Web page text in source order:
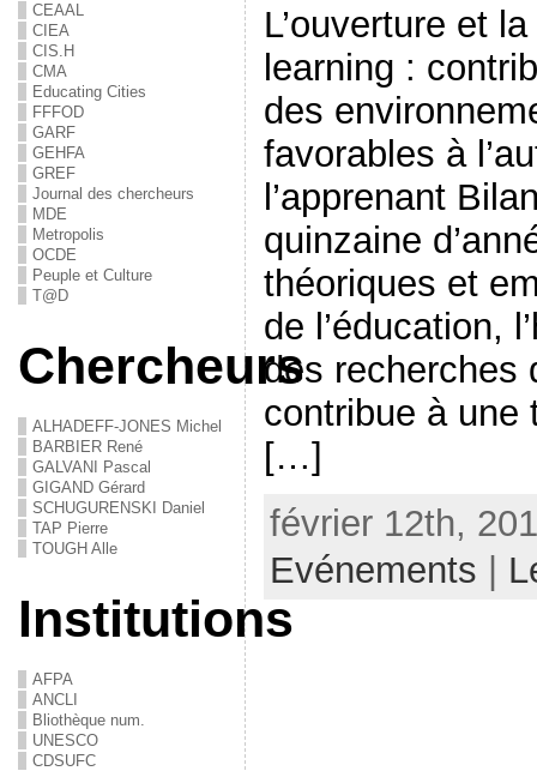
CEAAL
CIEA
CIS.H
CMA
Educating Cities
FFFOD
GARF
GEHFA
GREF
Journal des chercheurs
MDE
Metropolis
OCDE
Peuple et Culture
T@D
Chercheurs
ALHADEFF-JONES Michel
BARBIER René
GALVANI Pascal
GIGAND Gérard
SCHUGURENSKI Daniel
TAP Pierre
TOUGH Alle
Institutions
AFPA
ANCLI
Bliothèque num.
UNESCO
CDSUFC
L’ouverture et
learning :
des
favorables à
l’apprenant
quinzaine
théoriques et
de l’éducation,
des recherches
contribue à une
[…]
février 12th,
Evénements |